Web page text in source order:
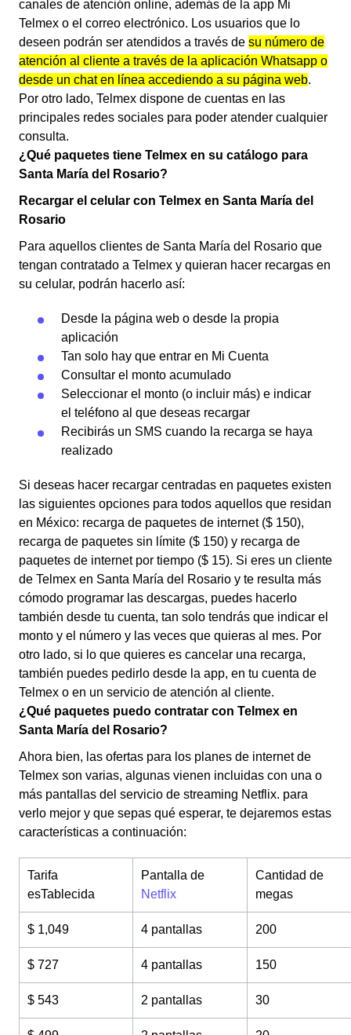
canales de atención online, además de la app Mi
Telmex o el correo electrónico. Los usuarios que lo
deseen podrán ser atendidos a través de su número de
atención al cliente a través de la aplicación Whatsapp o
desde un chat en línea accediendo a su página web.
Por otro lado, Telmex dispone de cuentas en las
principales redes sociales para poder atender cualquier
consulta.
¿Qué paquetes tiene Telmex en su catálogo para
Santa María del Rosario?
Recargar el celular con Telmex en Santa María del
Rosario
Para aquellos clientes de Santa María del Rosario que
tengan contratado a Telmex y quieran hacer recargas en
su celular, podrán hacerlo así:
Desde la página web o desde la propia
aplicación
Tan solo hay que entrar en Mi Cuenta
Consultar el monto acumulado
Seleccionar el monto (o incluir más) e indicar
el teléfono al que deseas recargar
Recibirás un SMS cuando la recarga se haya
realizado
Si deseas hacer recargar centradas en paquetes existen
las siguientes opciones para todos aquellos que residan
en México: recarga de paquetes de internet ($ 150),
recarga de paquetes sin límite ($ 150) y recarga de
paquetes de internet por tiempo ($ 15). Si eres un cliente
de Telmex en Santa María del Rosario y te resulta más
cómodo programar las descargas, puedes hacerlo
también desde tu cuenta, tan solo tendrás que indicar el
monto y el número y las veces que quieras al mes. Por
otro lado, si lo que quieres es cancelar una recarga,
también puedes pedirlo desde la app, en tu cuenta de
Telmex o en un servicio de atención al cliente.
¿Qué paquetes puedo contratar con Telmex en
Santa María del Rosario?
Ahora bien, las ofertas para los planes de internet de
Telmex son varias, algunas vienen incluidas con una o
más pantallas del servicio de streaming Netflix. para
verlo mejor y que sepas qué esperar, te dejaremos estas
características a continuación:
Tarifa
esTablecida
Pantalla de
Netflix
Cantidad de
megas
$ 1,049 4 pantallas 200
$ 727 4 pantallas 150
$ 543 2 pantallas 30